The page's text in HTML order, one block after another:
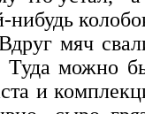
нибудь
мяч
Туда можно
и